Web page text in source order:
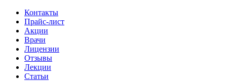
Контакты
Прайс-лист
Акции
Врачи
Лицензии
Отзывы
Лекции
Статьи